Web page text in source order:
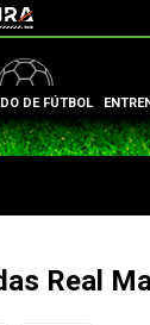
DE FÚTBOL
Real